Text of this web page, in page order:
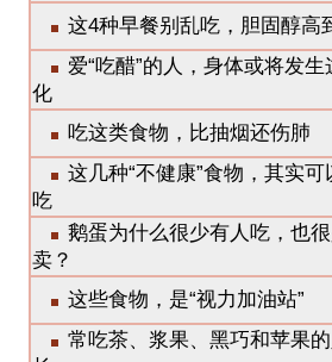
这4种早餐别乱吃，胆固醇高
爱“吃醋”的人，身体或将发生
化
吃这类食物，比抽烟还伤肺
这几种“不健康”食物，其实可
吃
鹅蛋为什么很少有人吃，也
卖？
这些食物，是“视力加油站”
常吃茶、浆果、黑巧和苹果